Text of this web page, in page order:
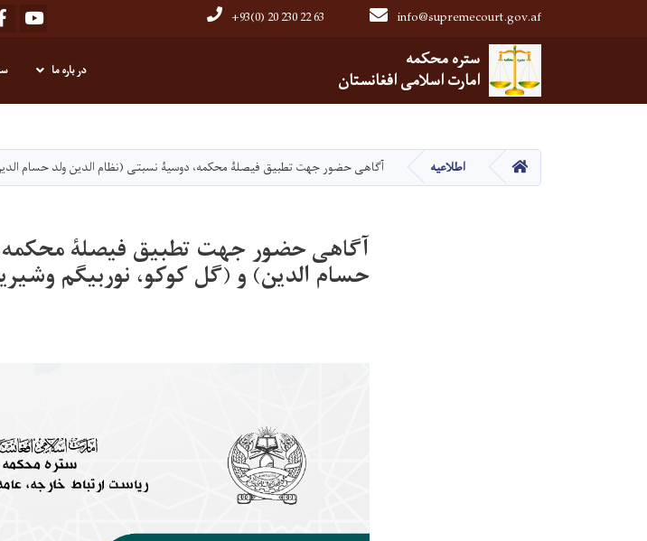
main
content
ستره محکمه
امارت اسلامی افغانستان
info@supremecourt.gov.af
+93(0) 20 230 22 63
Main navigation
ستره محکمه
امارت اسلامی افغانستان در باره ما
صفحه اصلیاطلاعیه آگاهی حضور جهت تطبیق فیصلۀ محکمه، دوسیۀ نسبتی (نظام الدین ولد حسام
آگاهی حضور جهت تطبیق فیصلۀ
حسام الدین) و (گل کوکو، نوربیگم